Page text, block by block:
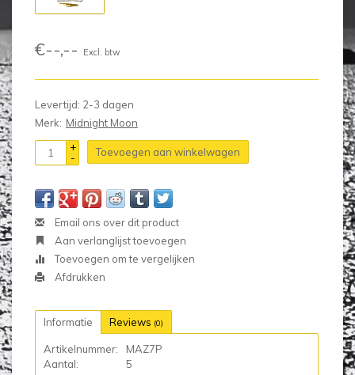
€--,-- Excl. btw
Levertijd: 2-3 dagen
Merk: Midnight Moon
+
-
Toevoegen aan winkelwagen
Email ons over dit product
Aan verlanglijst toevoegen
Toevoegen om te vergelijken
Afdrukken
Informatie Reviews (0)
Artikelnummer:
MAZ7P
Aantal:
5